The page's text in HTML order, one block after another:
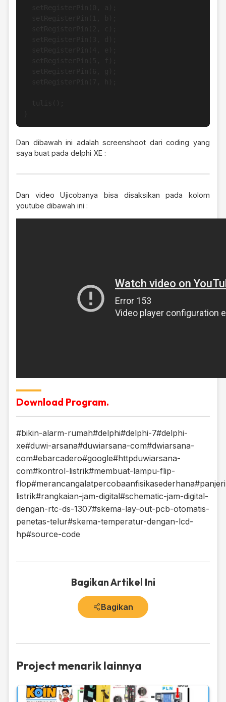
Dan dibawah ini adalah screenshoot dari coding yang
saya buat pada delphi XE :
Dan video Ujicobanya bisa disaksikan pada kolom
youtube dibawah ini :
Download Program.
#bikin-alarm-rumah#delphi#delphi-7#delphi-
xe#duwi-arsana#duwiarsana-com#dwiarsana-
com#ebarcadero#google#httpduwiarsana-
com#kontrol-listrik#membuat-lampu-flip-
flop#merancangalatpercobaanfisikasederhana
listrik#rangkaian-jam-digital#schematic-jam-digital-
dengan-rtc-ds-1307#skema-lay-out-pcb-otomatis-
penetas-telur#skema-temperatur-dengan-lcd-
hp#source-code
Bagikan Artikel Ini
Bagikan
Project menarik lainnya